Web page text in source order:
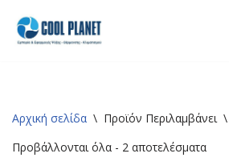
Μεταπηδήστε
Αρχική σελίδα \ Προϊόν Περιλαμβάνει \
Προβάλλονται όλα - 2 αποτελέσματα